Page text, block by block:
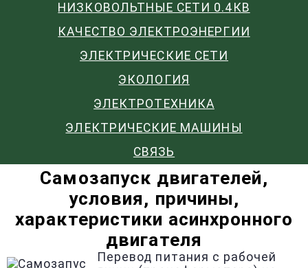
НИЗКОВОЛЬТНЫЕ СЕТИ 0.4КВ
КАЧЕСТВО ЭЛЕКТРОЭНЕРГИИ
ЭЛЕКТРИЧЕСКИЕ СЕТИ
ЭКОЛОГИЯ
ЭЛЕКТРОТЕХНИКА
ЭЛЕКТРИЧЕСКИЕ МАШИНЫ
СВЯЗЬ
Самозапуск двигателей,
условия, причины,
характеристики асинхронного
двигателя
Перевод питания с рабочей